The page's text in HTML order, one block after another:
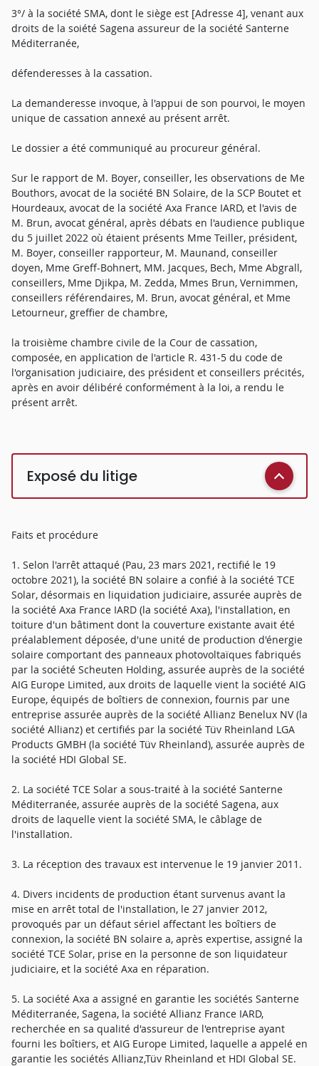
3°/ à la société SMA, dont le siège est [Adresse 4], venant aux
droits de la soiété Sagena assureur de la société Santerne
Méditerranée,
défenderesses à la cassation.
La demanderesse invoque, à l'appui de son pourvoi, le moyen
unique de cassation annexé au présent arrêt.
Le dossier a été communiqué au procureur général.
Sur le rapport de M. Boyer, conseiller, les observations de Me
Bouthors, avocat de la société BN Solaire, de la SCP Boutet et
Hourdeaux, avocat de la société Axa France IARD, et l'avis de
M. Brun, avocat général, après débats en l'audience publique
du 5 juillet 2022 où étaient présents Mme Teiller, président,
M. Boyer, conseiller rapporteur, M. Maunand, conseiller
doyen, Mme Greff-Bohnert, MM. Jacques, Bech, Mme Abgrall,
conseillers, Mme Djikpa, M. Zedda, Mmes Brun, Vernimmen,
conseillers référendaires, M. Brun, avocat général, et Mme
Letourneur, greffier de chambre,
la troisième chambre civile de la Cour de cassation,
composée, en application de l'article R. 431-5 du code de
l'organisation judiciaire, des président et conseillers précités,
après en avoir délibéré conformément à la loi, a rendu le
présent arrêt.
Exposé du litige
Faits et procédure
1. Selon l'arrêt attaqué (Pau, 23 mars 2021, rectifié le 19
octobre 2021), la société BN solaire a confié à la société TCE
Solar, désormais en liquidation judiciaire, assurée auprès de
la société Axa France IARD (la société Axa), l'installation, en
toiture d'un bâtiment dont la couverture existante avait été
préalablement déposée, d'une unité de production d'énergie
solaire comportant des panneaux photovoltaïques fabriqués
par la société Scheuten Holding, assurée auprès de la société
AIG Europe Limited, aux droits de laquelle vient la société AIG
Europe, équipés de boîtiers de connexion, fournis par une
entreprise assurée auprès de la société Allianz Benelux NV (la
société Allianz) et certifiés par la société Tüv Rheinland LGA
Products GMBH (la société Tüv Rheinland), assurée auprès de
la société HDI Global SE.
2. La société TCE Solar a sous-traité à la société Santerne
Méditerranée, assurée auprès de la société Sagena, aux
droits de laquelle vient la société SMA, le câblage de
l'installation.
3. La réception des travaux est intervenue le 19 janvier 2011.
4. Divers incidents de production étant survenus avant la
mise en arrêt total de l'installation, le 27 janvier 2012,
provoqués par un défaut sériel affectant les boîtiers de
connexion, la société BN solaire a, après expertise, assigné la
société TCE Solar, prise en la personne de son liquidateur
judiciaire, et la société Axa en réparation.
5. La société Axa a assigné en garantie les sociétés Santerne
Méditerranée, Sagena, la société Allianz France IARD,
recherchée en sa qualité d'assureur de l'entreprise ayant
fourni les boîtiers, et AIG Europe Limited, laquelle a appelé en
garantie les sociétés Allianz,Tüv Rheinland et HDI Global SE.